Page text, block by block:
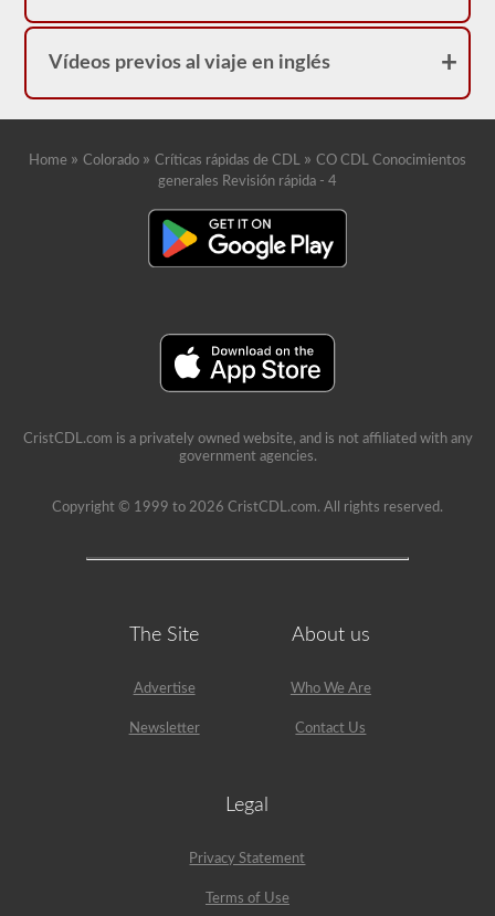
Vídeos previos al viaje en inglés
Home » Colorado » Críticas rápidas de CDL » CO CDL Conocimientos
generales Revisión rápida - 4
CristCDL.com is a privately owned website, and is not affiliated with any
government agencies.
Copyright © 1999 to 2026 CristCDL.com. All rights reserved.
The Site
Advertise
Newsletter
About us
Who We Are
Contact Us
Legal
Privacy Statement
Terms of Use